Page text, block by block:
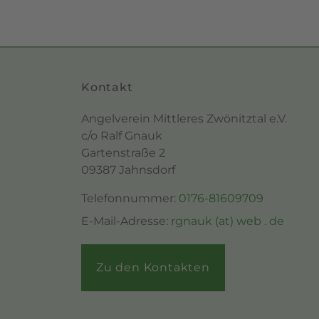
Kontakt
Angelverein Mittleres Zwönitztal e.V.
c/o Ralf Gnauk
Gartenstraße 2
09387 Jahnsdorf
Telefonnummer: 0176-81609709
E-Mail-Adresse: rgnauk (at) web . de
Zu den Kontakten